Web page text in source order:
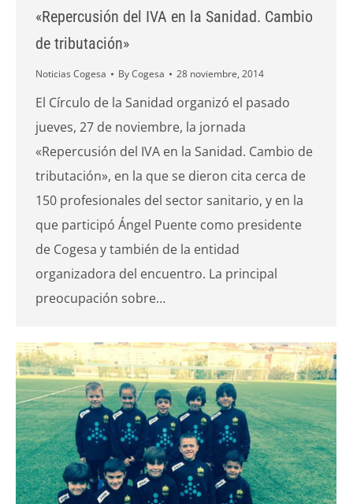
«Repercusión del IVA en la Sanidad. Cambio
de tributación»
Noticias Cogesa ByCogesa 28 noviembre, 2014
El Círculo de la Sanidad organizó el pasado
jueves, 27 de noviembre, la jornada
«Repercusión del IVA en la Sanidad. Cambio de
tributación», en la que se dieron cita cerca de
150 profesionales del sector sanitario, y en la
que participó Ángel Puente como presidente
de Cogesa y también de la entidad
organizadora del encuentro. La principal
preocupación sobre…